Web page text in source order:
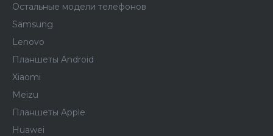
Остальные модели телефонов
Samsung
Lenovo
Планшеты Android
Xiaomi
Meizu
Планшеты Apple
Huawei